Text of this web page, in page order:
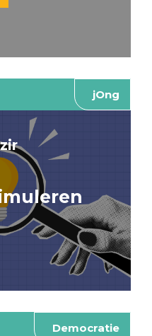
jOng
Democratie